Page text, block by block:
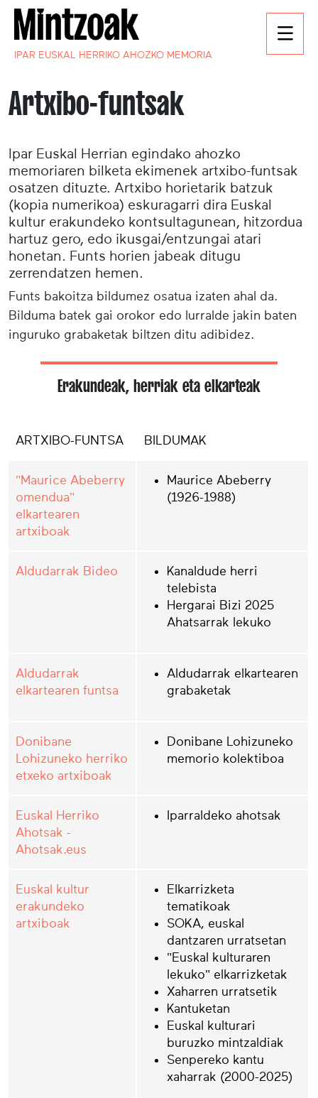
IPAR EUSKAL HERRIKO AHOZKO MEMORIA
Artxibo-funtsak
Ipar Euskal Herrian egindako ahozko
memoriaren bilketa ekimenek artxibo-funtsak
osatzen dituzte. Artxibo horietarik batzuk
(kopia numerikoa) eskuragarri dira Euskal
kultur erakundeko kontsultagunean, hitzordua
hartuz gero, edo ikusgai/entzungai atari
honetan. Funts horien jabeak ditugu
zerrendatzen hemen.
Funts bakoitza bildumez osatua izaten ahal da.
Bilduma batek gai orokor edo lurralde jakin baten
inguruko grabaketak biltzen ditu adibidez.
Erakundeak, herriak eta elkarteak
ARTXIBO-FUNTSA BILDUMAK
"Maurice Abeberry
omendua"
elkartearen
artxiboak
Maurice Abeberry
(1926-1988)
Aldudarrak Bideo
Kanaldude herri
telebista
Hergarai Bizi 2025
Ahatsarrak lekuko
Aldudarrak
elkartearen funtsa
Aldudarrak elkartearen
grabaketak
Donibane
Lohizuneko herriko
etxeko artxiboak
Donibane Lohizuneko
memorio kolektiboa
Euskal Herriko
Ahotsak -
Ahotsak.eus
Iparraldeko ahotsak
Euskal kultur
erakundeko
artxiboak
Elkarrizketa
tematikoak
SOKA, euskal
dantzaren urratsetan
"Euskal kulturaren
lekuko" elkarrizketak
Xaharren urratsetik
Kantuketan
Euskal kulturari
buruzko mintzaldiak
Senpereko kantu
xaharrak (2000-2025)